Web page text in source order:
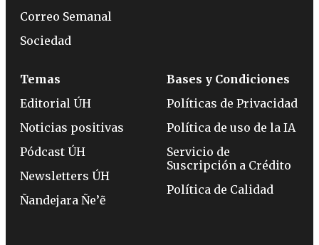
Correo Semanal
Sociedad
Temas
Editorial ÚH
Noticias positivas
Pódcast ÚH
Newsletters ÚH
Ñandejara Ñe’ẽ
Bases y Condiciones
Políticas de Privacidad
Política de uso de la IA
Servicio de
Suscripción a Crédito
Política de Calidad